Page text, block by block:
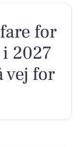
for
2027
vej for